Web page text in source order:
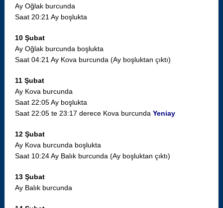
Ay Oğlak burcunda
Saat 20:21 Ay boşlukta
10 Şubat
Ay Oğlak burcunda boşlukta
Saat 04:21 Ay Kova burcunda (Ay boşluktan çıktı)
11 Şubat
Ay Kova burcunda
Saat 22:05 Ay boşlukta
Saat 22:05 te 23:17 derece Kova burcunda Yeniay
12 Şubat
Ay Kova burcunda boşlukta
Saat 10:24 Ay Balık burcunda (Ay boşluktan çıktı)
13 Şubat
Ay Balık burcunda